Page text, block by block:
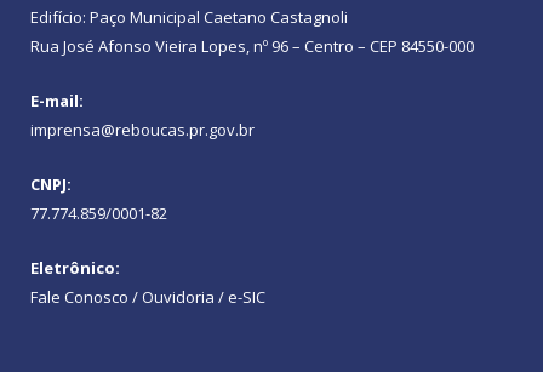
Edifício: Paço Municipal Caetano Castagnoli
Rua José Afonso Vieira Lopes, nº 96 – Centro – CEP 84550-000
E-mail:
imprensa@reboucas.pr.gov.br
CNPJ:
77.774.859/0001-82
Eletrônico:
Fale Conosco / Ouvidoria / e-SIC